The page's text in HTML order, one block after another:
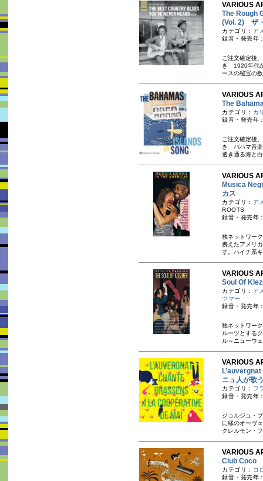
VARIOUS
The Rough
(Vol. 2) ザ
カテゴリ： ア
録音・発売年
ご注文確定後
き 1920年代
ースの秘宝の
VARIOUS
The
カテゴリ： カ
録音・発売年
ご注文確定後
き バハマ音楽
透き通る海と
VARIOUS
Musica
カス
カテゴリ： ア
ROOTS
録音・発売年
独ネットワー
携えたアメリ
す。ハイチ系
VARIOUS
Soul Of
カテゴリ： ア
ツマー
録音・発売年
独ネットワー
ルーツとする
ル～ニューウ
VARIOUS
ニュ人が歌
カテゴリ： フ
録音・発売年
ジョルジュ・
に縁のオーヴ
クレルモン・
VARIOUS
Club Coco
カテゴリ： コ
録音・発売年